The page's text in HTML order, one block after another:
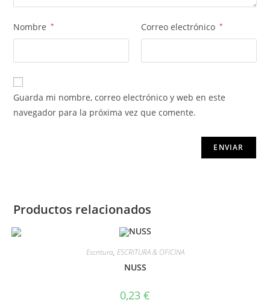
Nombre * Correo electrónico *
Guarda mi nombre, correo electrónico y web en este
navegador para la próxima vez que comente.
Productos relacionados
Escritura, ESCRITURA & OFICINA
NUSS
0,23 €